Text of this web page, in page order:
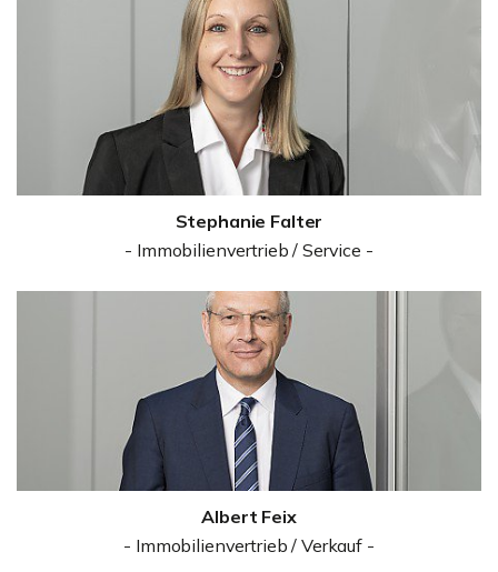
Stephanie Falter
- Immobilienvertrieb / Service -
Albert Feix
- Immobilienvertrieb / Verkauf -